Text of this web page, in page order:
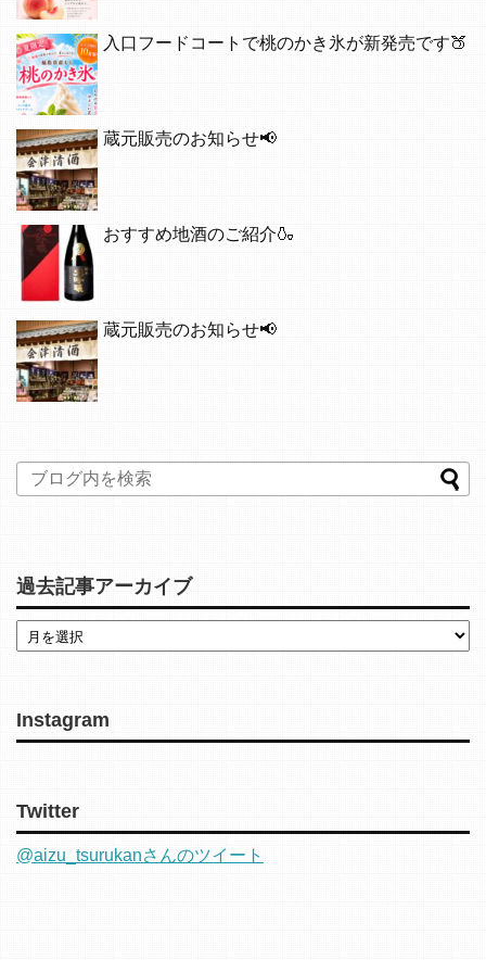
入口フードコートで桃のかき氷が新発売です🍑
蔵元販売のお知らせ📢
おすすめ地酒のご紹介🍶
蔵元販売のお知らせ📢
過去記事アーカイブ
Instagram
Twitter
@aizu_tsurukanさんのツイート